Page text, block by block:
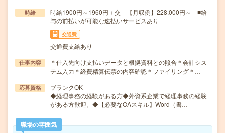
時給
時給1900円～1960円＋交 【月収例】228,000円～ ■給
与の前払いが可能な速払いサービスあり
交通費
交通費支給あり
仕事内容
＊仕入先向け支払いデータと根拠資料との照合＊会計シス
テム入力＊経費精算伝票の内容確認＊ファイリング＊…
応募資格
ブランクOK
◆経理事務の経験がある方◆外資系企業で経理事務の経験
がある方歓迎。◆【必要なOAスキル】Word（書…
職場の雰囲気